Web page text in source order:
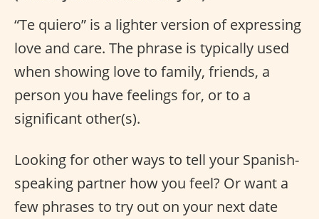
“Te quiero” is a lighter version of expressing
love and care. The phrase is typically used
when showing love to family, friends, a
person you have feelings for, or to a
significant other(s).
Looking for other ways to tell your Spanish-
speaking partner how you feel? Or want a
few phrases to try out on your next date